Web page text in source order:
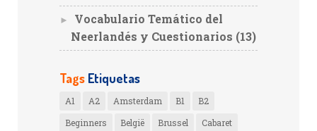
►
Vocabulario Temático del
Neerlandés y Cuestionarios (13)
Tags Etiquetas
A1 A2 Amsterdam B1
B2
Beginners
België Brussel
Cabaret